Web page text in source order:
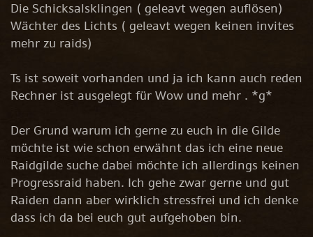
Die Schicksalsklingen ( geleavt wegen auflösen)
Wächter des Lichts ( geleavt wegen keinen invites
mehr zu raids)
Ts ist soweit vorhanden und ja ich kann auch reden
Rechner ist ausgelegt für Wow und mehr . *g*
Der Grund warum ich gerne zu euch in die Gilde
möchte ist wie schon erwähnt das ich eine neue
Raidgilde suche dabei möchte ich allerdings keinen
Progressraid haben. Ich gehe zwar gerne und gut
Raiden dann aber wirklich stressfrei und ich denke
dass ich da bei euch gut aufgehoben bin.